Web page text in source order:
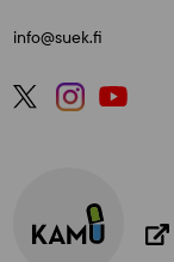
info@suek.fi